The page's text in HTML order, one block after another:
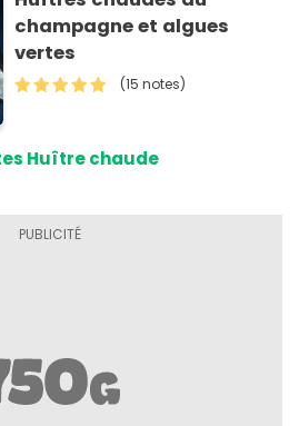
champagne et algues
vertes
(15 notes)
Huître chaude